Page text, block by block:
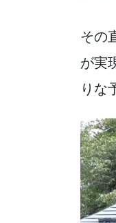
その
が実
りな